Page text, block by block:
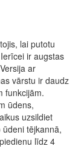
lai putotu
ir augstas
ar
vārstu ir daudz
funkcijām.
ūdens,
uzsildiet
tējkannā,
līdz 4